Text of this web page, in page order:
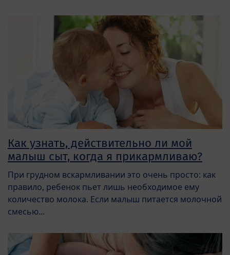
Как узнать, действительно ли мой
малыш сыт, когда я прикармливаю?
При грудном вскармливании это очень просто: как
правило, ребенок пьет лишь необходимое ему
количество молока. Если малыш питается молочной
смесью...